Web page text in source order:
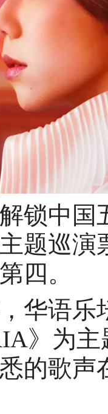
中国
题巡演
四。
语乐
》为
的歌声